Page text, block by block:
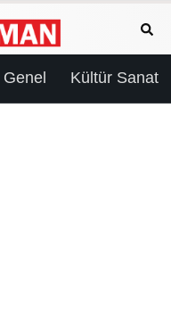
Genel Kültür Sanat